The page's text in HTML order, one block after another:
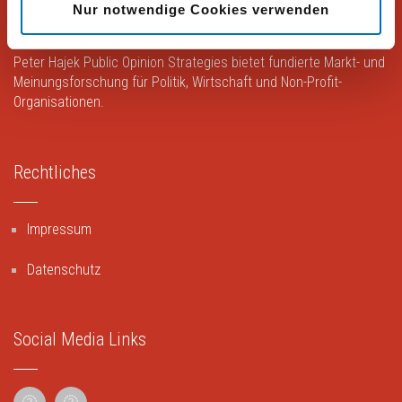
Nur notwendige Cookies verwenden
Peter Hajek Public Opinion Strategies GmbH
Peter Hajek Public Opinion Strategies bietet fundierte Markt- und
Meinungsforschung für Politik, Wirtschaft und Non-Profit-
Organisationen.
Rechtliches
Impressum
Datenschutz
Social Media Links